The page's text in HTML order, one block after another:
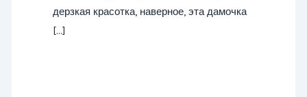
дерзкая красотка, наверное, эта дамочка
[…]